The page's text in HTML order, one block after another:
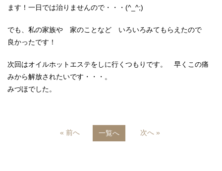
ます！一日では治りませんので・・・(^_^;)
でも、私の家族や 家のことなど いろいろみてもらえたので
良かったです！
次回はオイルホットエステをしに行くつもりです。 早くこの痛
みから解放されたいです・・・。
みづほでした。
« 前へ 一覧へ 次へ »